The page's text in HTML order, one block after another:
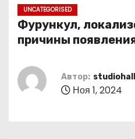
UNCATEGORISED
Фурункул,
причины
Автор:
Ноя 1, 2024